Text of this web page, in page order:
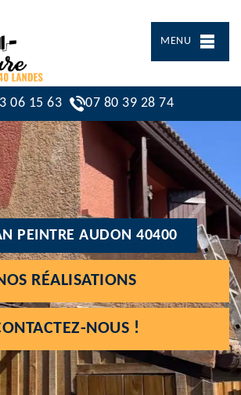
MENU
06 15 63 07 80 39 28 74
PEINTRE AUDON 40400
RÉALISATIONS
NOUS !